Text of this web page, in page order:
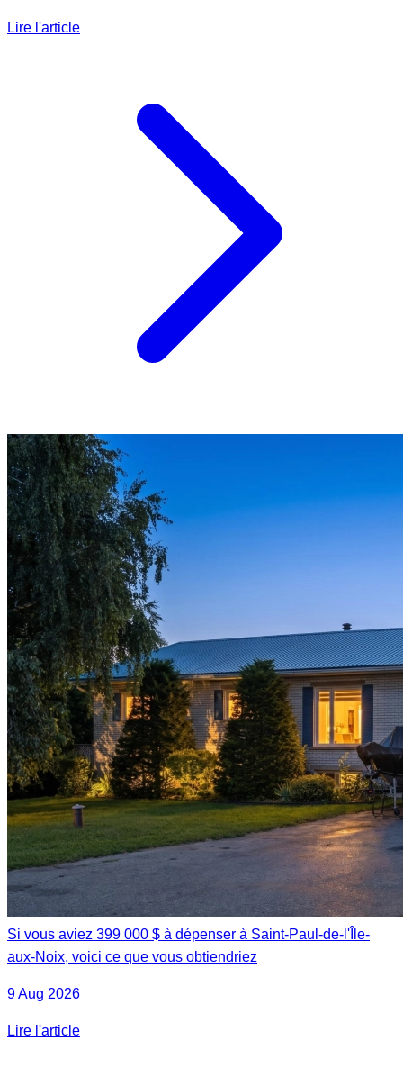
Lire l'article
Si vous aviez 399 000 $ à dépenser à Saint-Paul-de-l'Île-
aux-Noix, voici ce que vous obtiendriez
9 Aug 2026
Lire l'article